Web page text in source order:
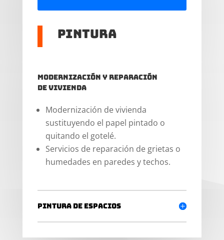
Pintura
Modernización y reparación
de vivienda
Modernización de vivienda
sustituyendo el papel pintado o
quitando el gotelé.
Servicios de reparación de grietas o
humedades en paredes y techos.
Pintura de espacios